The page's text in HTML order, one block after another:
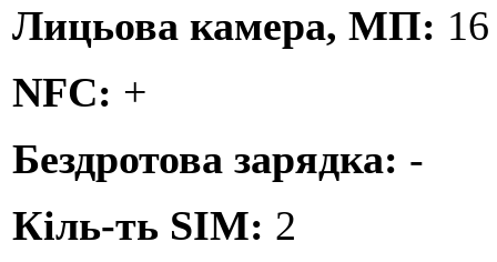
Лицьова камера, МП: 16
NFC: +
Бездротова зарядка: -
Кіль-ть SIM: 2